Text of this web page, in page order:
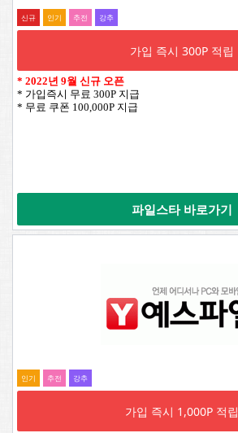
신규 인기 추전 강추
가입 즉시 300P 적립
* 2022년 9월 신규 오픈
* 가입즉시 무료 300P 지급
* 무료 쿠폰 100,000P 지급
파일스타 바로가기
인기 추전 강추
가입 즉시 1,000P 적립